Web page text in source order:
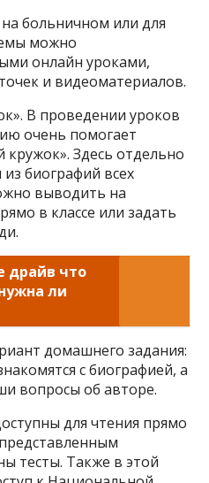
больничном или для
можно
онлайн уроками,
и видеоматериалов.
В проведении уроков
очень помогает
Здесь отдельно
биографий всех
выводить на
в классе или задать
драйв что
ли
домашнего задания:
с биографией, а
вопросы об авторе.
для чтения прямо
тесты. Также в этой